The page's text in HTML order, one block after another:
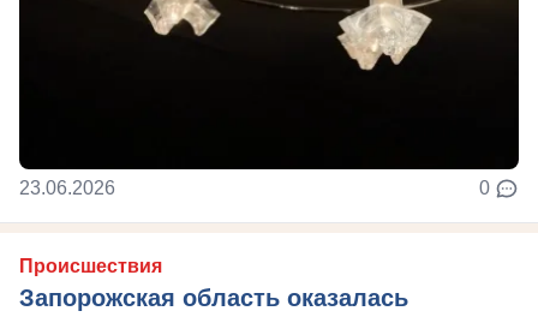
23.06.2026 0
Происшествия
Запорожская область оказалась